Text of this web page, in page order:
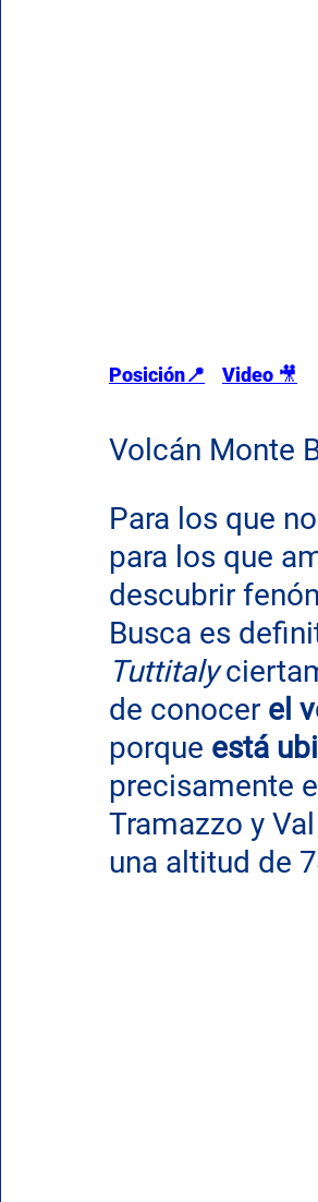
Posición📍 Video 🎥
Volcán Monte
Para los que
para los que
descubrir
Busca es
Tuttitaly
de conocer el
porque está
precisamente
Tramazzo y
una altitud de